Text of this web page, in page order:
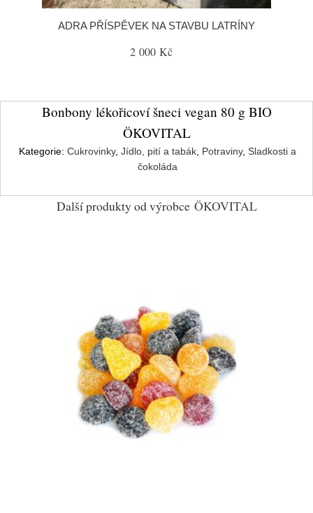
ADRA PŘÍSPĚVEK NA STAVBU LATRÍNY
2 000 Kč
Bonbony lékořicoví šneci vegan 80 g BIO
ÖKOVITAL
Kategorie: Cukrovinky, Jídlo, pití a tabák, Potraviny, Sladkosti a
čokoláda
Další produkty od výrobce ÖKOVITAL